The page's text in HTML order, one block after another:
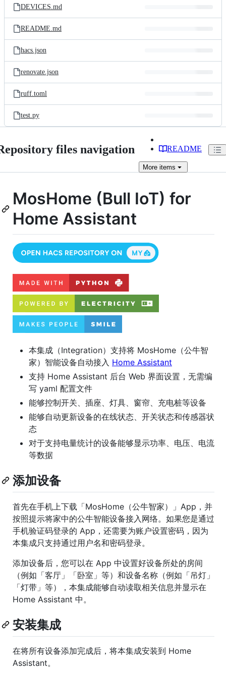
DEVICES.md
README.md
hacs.json
renovate.json
ruff.toml
test.py
files navigation README
More items
MosHome (Bull IoT) for
Home Assistant
本集成（Integration）支持将 MosHome（公牛智
家）智能设备自动接入 Home Assistant
支持 Home Assistant 后台 Web 界面设置，无需编
写 yaml 配置文件
能够控制开关、插座、灯具、窗帘、充电桩等设备
能够自动更新设备的在线状态、开关状态和传感器状
态
对于支持电量统计的设备能够显示功率、电压、电流
等数据
添加设备
首先在手机上下载「MosHome（公牛智家）」App，并
按照提示将家中的公牛智能设备接入网络。如果您是通过
手机验证码登录的 App，还需要为账户设置密码，因为
本集成只支持通过用户名和密码登录。
添加设备后，您可以在 App 中设置好设备所处的房间
（例如「客厅」「卧室」等）和设备名称（例如「吊灯」
「灯带」等），本集成能够自动读取相关信息并显示在
Home Assistant 中。
安装集成
在将所有设备添加完成后，将本集成安装到 Home
Assistant。